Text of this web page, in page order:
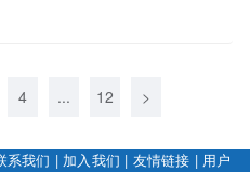
4 ... 12 >
系我们 | 加入我们 | 友情链接 | 用户